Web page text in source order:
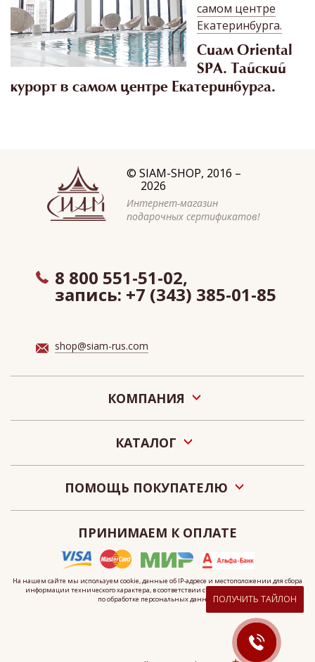
самом центре
Екатеринбурга.
Сиам Oriental
SPA. Тайский
курорт в самом центре Екатеринбурга.
© SIAM-SHOP, 2016 –
2026
Интернет-магазин
подарочных сертификатов!
8 800 551-51-02,
запись: +7 (343) 385-01-85
shop@siam-rus.com
КОМПАНИЯ
О нас
Акции
Новости
Наши салоны
КАТАЛОГ
Подарочные сертификаты «СИАМ»
ПОМОЩЬ ПОКУПАТЕЛЮ
Оплата
Как сделать заказ
Публичная оферта
Что такое электронный сертификат?
ПРИНИМАЕМ К ОПЛАТЕ
На нашем сайте мы используем cookie, данные об IP-адресе и местоположении для сбора
информации технического характера, в соответствии сполитикой
по обработке персональных данных.ПОЛУЧИТЬ ТАЙЛОН